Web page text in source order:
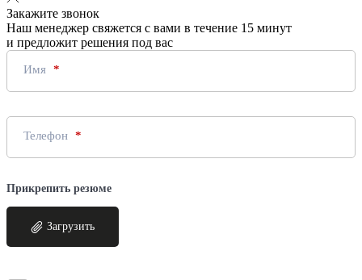
Закажите звонок
Наш менеджер свяжется с вами в течение 15 минут
и предложит решения под вас
Имя
Телефон
Прикрепить резюме
Загрузить